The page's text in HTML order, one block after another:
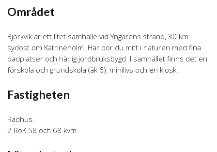
Området
Björkvik är ett litet samhälle vid Yngarens strand, 30 km
sydost om Katrineholm. Här bor du mitt i naturen med fina
badplatser och härlig jordbruksbygd. I samhället finns det en
förskola och grundskola (åk 6), minilivs och en kiosk.
Fastigheten
Radhus.
2 RoK 58 och 68 kvm